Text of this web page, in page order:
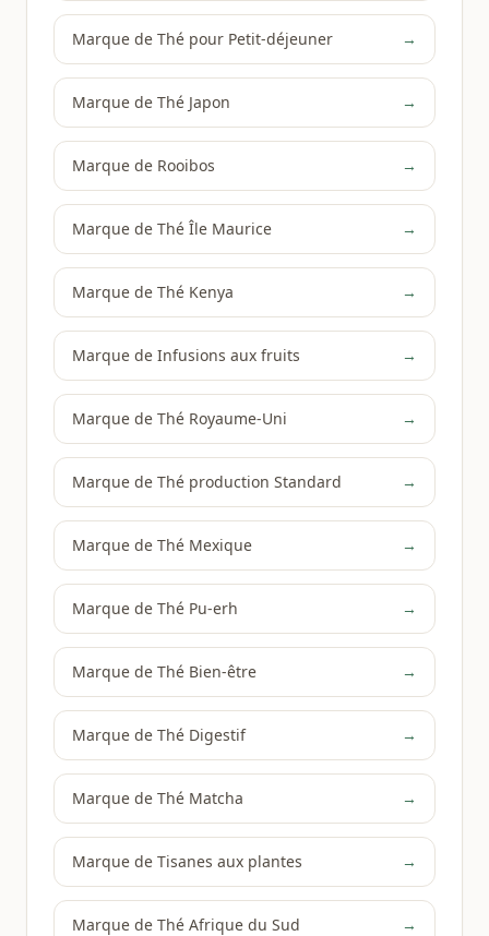
Marque de Thé pour Petit-déjeuner →
Marque de Thé Japon →
Marque de Rooibos →
Marque de Thé Île Maurice →
Marque de Thé Kenya →
Marque de Infusions aux fruits →
Marque de Thé Royaume-Uni →
Marque de Thé production Standard →
Marque de Thé Mexique →
Marque de Thé Pu-erh →
Marque de Thé Bien-être →
Marque de Thé Digestif →
Marque de Thé Matcha →
Marque de Tisanes aux plantes →
Marque de Thé Afrique du Sud →